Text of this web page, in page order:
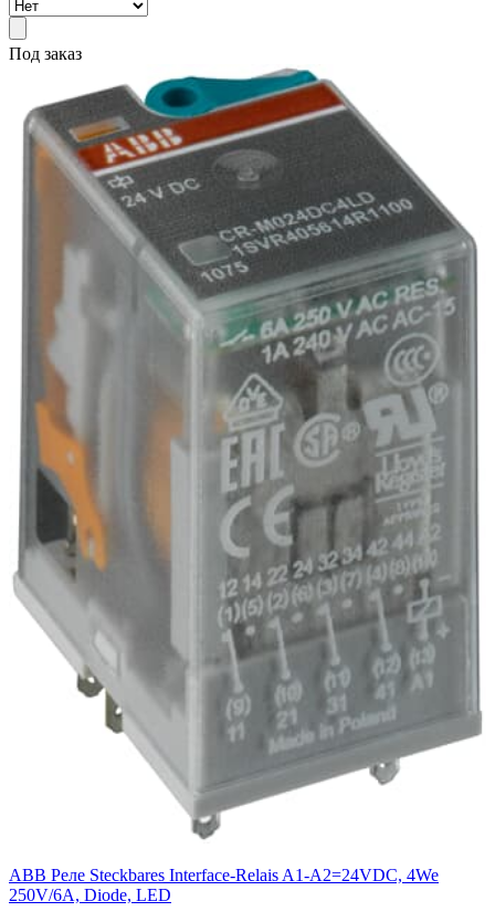
Под заказ
ABB Реле Steckbares Interface-Relais A1-A2=24VDC, 4We
250V/6A, Diode, LED